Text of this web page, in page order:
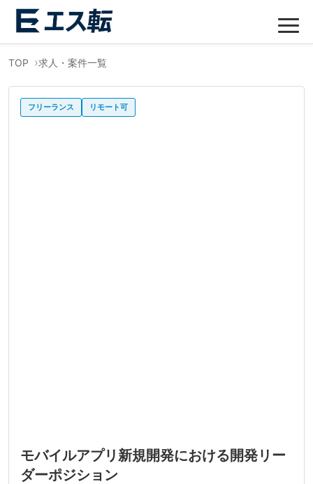
TOP 求人・案件一覧
フリーランス リモート可
モバイルアプリ新規開発における開発リー
ダーポジション